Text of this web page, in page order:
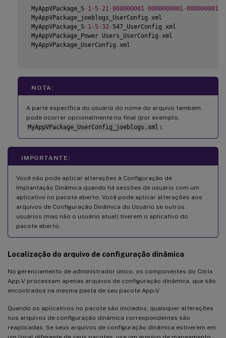
MyAppVPackage_S- 1 - 5 - 21 -000000001 -0000000001 -000000001
MyAppVPackage_joeblogs_UserConfig . xml
MyAppVPackage_S- 1 - 5 - 32 - 547_UserConfig . xml
MyAppVPackage_Power Users_UserConfig . xml
MyAppVPackage_UserConfig . xml
NOTA:
A parte específica do usuário do nome do arquivo também
pode ocorrer opcionalmente no final (por exemplo,
MyAppVPackage_UserConfig_joeblogs.xml ).
IMPORTANTE:
Você não pode aplicar alterações à Configuração de
Implantação Dinâmica quando há sessões de usuário com um
aplicativo no pacote aberto. Você pode aplicar alterações aos
arquivos de Configuração Dinâmica do Usuário se outros
usuários (mas não o usuário atual) tiverem o aplicativo do
pacote aberto.
Localização do arquivo de configuração dinâmica
No gerenciamento de administrador único, os componentes do Citrix
App-V processam apenas arquivos de configuração dinâmica, que são
encontrados na mesma pasta de seu pacote App-V.
Quando os aplicativos no pacote são iniciados, quaisquer alterações
nos arquivos de configuração dinâmica correspondentes são
reaplicadas. Se seus arquivos de configuração dinâmica estiverem em